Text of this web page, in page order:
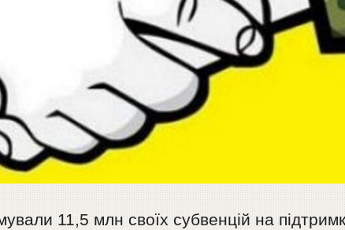
11,5 млн своїх субвенцій на